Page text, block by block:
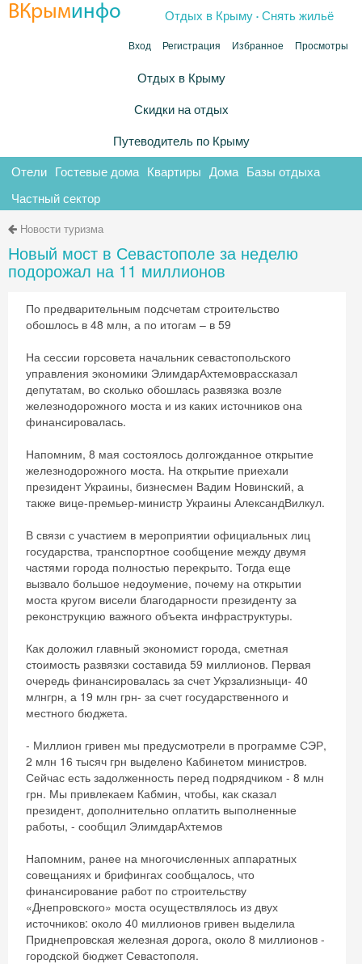
ВКрыминфо Отдых в Крыму .Снять жильё
Вход Регистрация Избранное Просмотры
Отдых в Крыму
Скидки на отдых
Путеводитель по Крыму
Отели Гостевые дома Квартиры Дома Базы отдыха
Частный сектор
Новости туризма
Новый мост в Севастополе за неделю
подорожал на 11 миллионов
По предварительным подсчетам строительство
обошлось в 48 млн, а по итогам – в 59
На сессии горсовета начальник севастопольского
управления экономики ЭлимдарАхтемоврассказал
депутатам, во сколько обошлась развязка возле
железнодорожного моста и из каких источников она
финансировалась.
Напомним, 8 мая состоялось долгожданное открытие
железнодорожного моста. На открытие приехали
президент Украины, бизнесмен Вадим Новинский, а
также вице-премьер-министр Украины АлександВилкул.
В связи с участием в мероприятии официальных лиц
государства, транспортное сообщение между двумя
частями города полностью перекрыто. Тогда еще
вызвало большое недоумение, почему на открытии
моста кругом висели благодарности президенту за
реконструкцию важного объекта инфраструктуры.
Как доложил главный экономист города, сметная
стоимость развязки составида 59 миллионов. Первая
очередь финансировалась за счет Укрзализныци- 40
млнгрн, а 19 млн грн- за счет государственного и
местного бюджета.
- Миллион гривен мы предусмотрели в программе СЭР,
2 млн 16 тысяч грн выделено Кабинетом министров.
Сейчас есть задолженность перед подрядчиком - 8 млн
грн. Мы привлекаем Кабмин, чтобы, как сказал
президент, дополнительно оплатить выполненные
работы, - сообщил ЭлимдарАхтемов
Напомним, ранее на многочисленных аппаратных
совещаниях и брифингах сообщалось, что
финансирование работ по строительству
«Днепровского» моста осуществлялось из двух
источников: около 40 миллионов гривен выделила
Приднепровская железная дорога, около 8 миллионов -
городской бюджет Севастополя.